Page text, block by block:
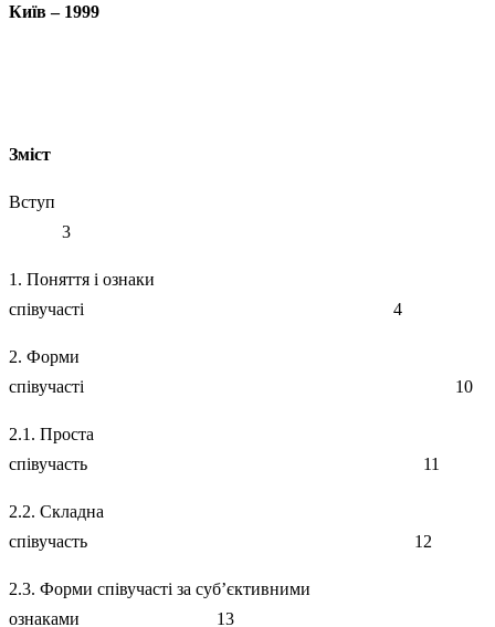
Київ – 1999
Зміст
Вступ
3
1. Поняття і ознаки
співучасті 4
2. Форми
співучасті 10
2.1. Проста
співучасть 11
2.2. Складна
співучасть 12
2.3. Форми співучасті за суб’єктивними
ознаками 13